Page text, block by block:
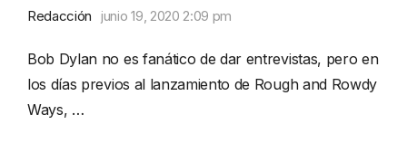
Redacción junio 19, 2020 2:09 pm
Bob Dylan no es fanático de dar entrevistas, pero en
los días previos al lanzamiento de Rough and Rowdy
Ways, …